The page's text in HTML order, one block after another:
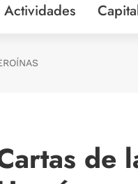
Actividades
de